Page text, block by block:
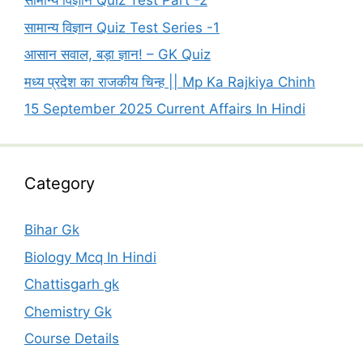
सामान्य विज्ञान Quiz Test Series -1
आसान सवाल, बड़ा ज्ञान! – GK Quiz
मध्य प्रदेश का राजकीय चिन्ह || Mp Ka Rajkiya Chinh
15 September 2025 Current Affairs In Hindi
Category
Bihar Gk
Biology Mcq In Hindi
Chattisgarh gk
Chemistry Gk
Course Details